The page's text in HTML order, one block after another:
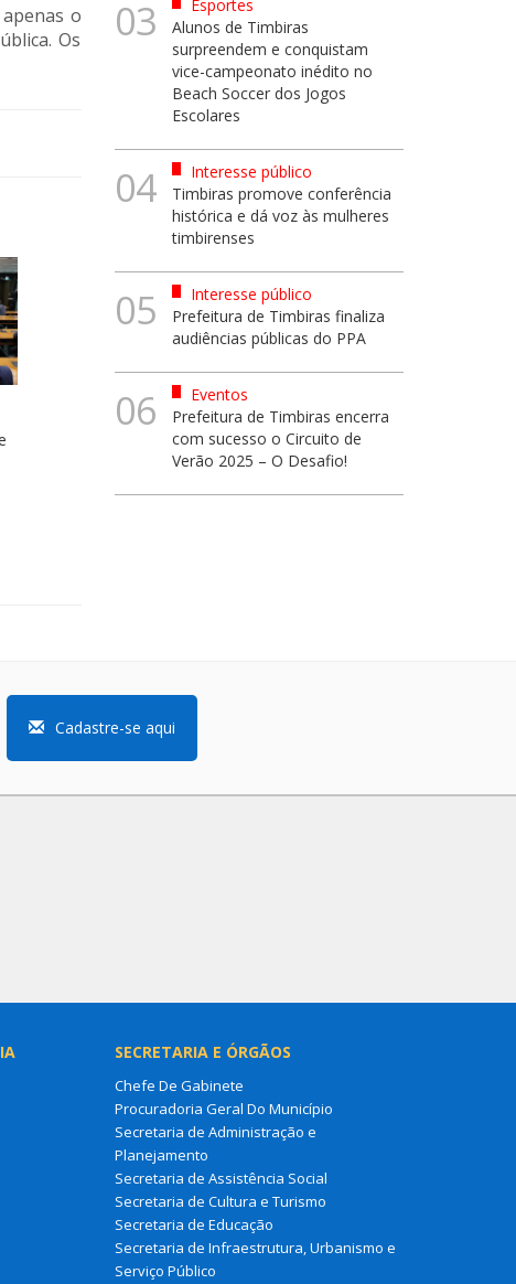
o
Os
03
Esportes
Alunos de Timbiras
surpreendem e conquistam
vice-campeonato inédito no
Beach Soccer dos Jogos
Escolares
04
Interesse público
Timbiras promove conferência
histórica e dá voz às mulheres
timbirenses
05
Interesse público
Prefeitura de Timbiras finaliza
audiências públicas do PPA
06
Eventos
Prefeitura de Timbiras encerra
com sucesso o Circuito de
Verão 2025 – O Desafio!
Cadastre-se aqui
SECRETARIA E ÓRGÃOS
Chefe De Gabinete
Procuradoria Geral Do Município
Secretaria de Administração e
Planejamento
Secretaria de Assistência Social
Secretaria de Cultura e Turismo
Secretaria de Educação
Secretaria de Infraestrutura, Urbanismo e
Serviço Público